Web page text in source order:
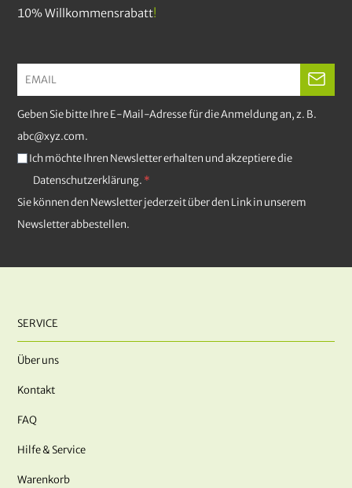
10% Willkommensrabatt!
Geben Sie bitte Ihre E-Mail-Adresse für die Anmeldung an, z. B.
abc@xyz.com.
Ich möchte Ihren Newsletter erhalten und akzeptiere die
Datenschutzerklärung.
Sie können den Newsletter jederzeit über den Link in unserem
Newsletter abbestellen.
SERVICE
Über uns
Kontakt
FAQ
Hilfe & Service
Warenkorb